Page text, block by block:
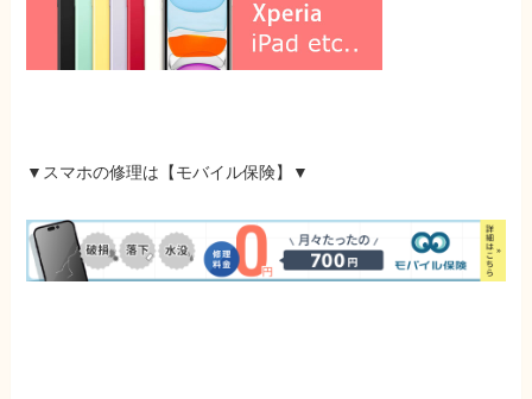
▼スマホの修理は 【モバイル保険】 ▼